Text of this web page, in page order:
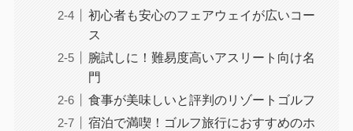
初心者も安心のフェアウェイが広いコー
ス
腕試しに！難易度高いアスリート向け名
門
食事が美味しいと評判のリゾートゴルフ
宿泊で満喫！ゴルフ旅行におすすめのホ